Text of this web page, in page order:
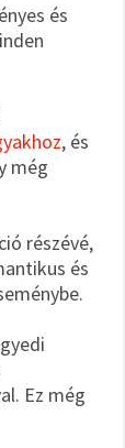
és
, és
még
részévé,
és
Ez még